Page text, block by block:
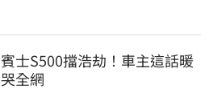
賓士S500擋浩劫！車主這話暖
哭全網